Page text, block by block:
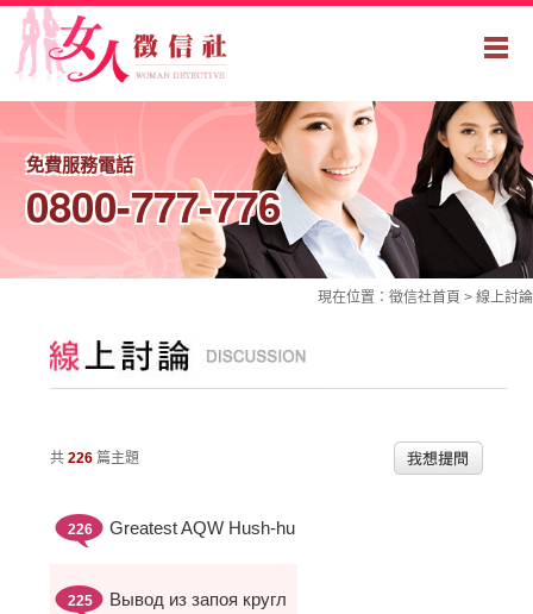
免費服務電話
0800-777-776
現在位置： 徵信社首頁 > 線上討論
共226 篇主題
226 Greatest AQW Hush-hu
225 Вывод из запоя кругл